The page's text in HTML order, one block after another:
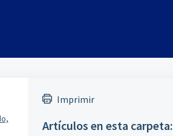
Imprimir
Artículos en esta carpeta: